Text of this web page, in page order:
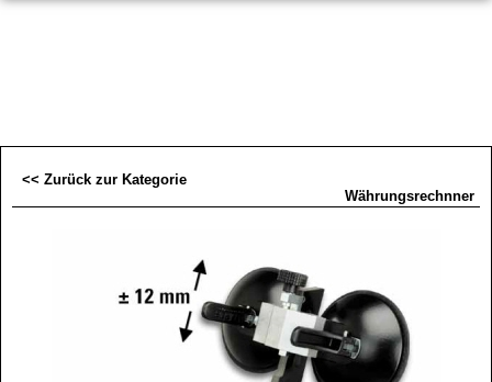
Währungsrechnner
<< Zurück zur Kategorie